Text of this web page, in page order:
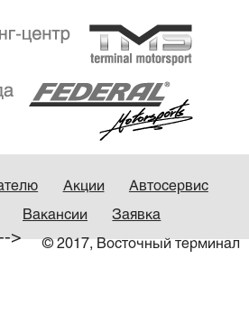
Акции Автосервис
Вакансии Заявка
© 2017, Восточный терминал
>